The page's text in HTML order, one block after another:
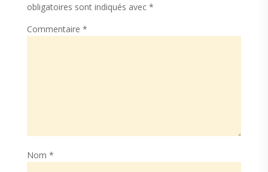
obligatoires sont indiqués avec *
Commentaire *
Nom *